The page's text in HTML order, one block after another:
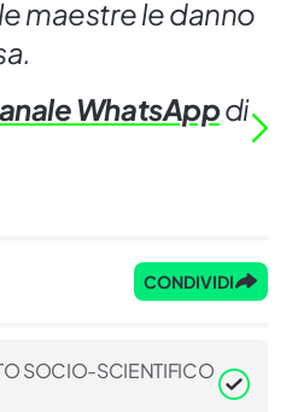
maestre le danno
WhatsAppdi
CONDIVIDI
SOCIO-SCIENTIFICO